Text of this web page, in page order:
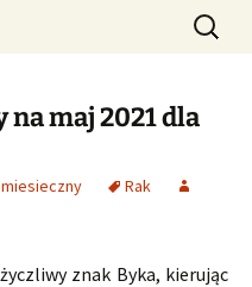
i
astrologiczne
Szukaj:
maj 2021 dla
Rak
znak Byka, kierując